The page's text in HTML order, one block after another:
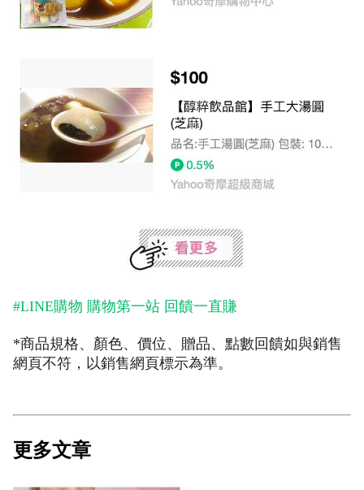
#LINE購物 購物第一站 回饋一直賺
*商品規格、顏色、價位、贈品、點數回饋如與銷售
網頁不符，以銷售網頁標示為準。
更多文章